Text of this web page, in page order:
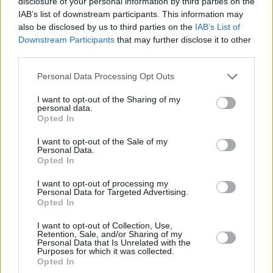
IAB’s list of downstream participants. This information may
also be disclosed by us to third parties on the IAB’s List of
Downstream Participants that may further disclose it to other
Personal Data Processing Opt Outs
I want to opt-out of the Sharing of my
personal data.
Opted In
I want to opt-out of the Sale of my
Personal Data.
Opted In
I want to opt-out of processing my
Personal Data for Targeted Advertising.
Opted In
I want to opt-out of Collection, Use,
Retention, Sale, and/or Sharing of my
Personal Data that Is Unrelated with the
Purposes for which it was collected.
Opted In
catedrático de Geografía e Historia, es uno de los más
recientes; antes de él, el catedrático Jaume Vicens i Vives,
“maestro de historiadores” y, el más “mediático” Antonio
Machado. El paso por el aula donde impartió Francés es
trayectoria, como aclara el director del “Santísima
Trinidad”, hay que sumar a estas piedras universitarias y a
las del resto de la ciudad la influencia clave en la obra del
lenguas vivas (ayer maestro de gay-saber, aprendiz de
ruiseñor) en un pueblo húmedo y frío, destartalado y
del año 1913. Quizás por eso, los alumnos de este instituto
ansían que les cayera Machado en la selectividad; van
de la institución baezana también fue el juez torreño
Baltasar Garzón, muchos vecinos de su misma edad se
acuerdan de él. Más de ochocientos alumnos, de Baeza y